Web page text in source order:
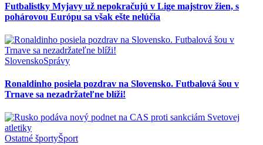
Futbalistky Myjavy už nepokračujú v Lige majstrov žien, s
pohárovou Európu sa však ešte nelúčia
SlovenskoSprávy
Ronaldinho posiela pozdrav na Slovensko. Futbalová šou v
Trnave sa nezadržateľne blíži!
Ostatné športyŠport